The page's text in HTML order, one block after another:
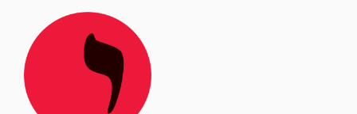
contenu
principal